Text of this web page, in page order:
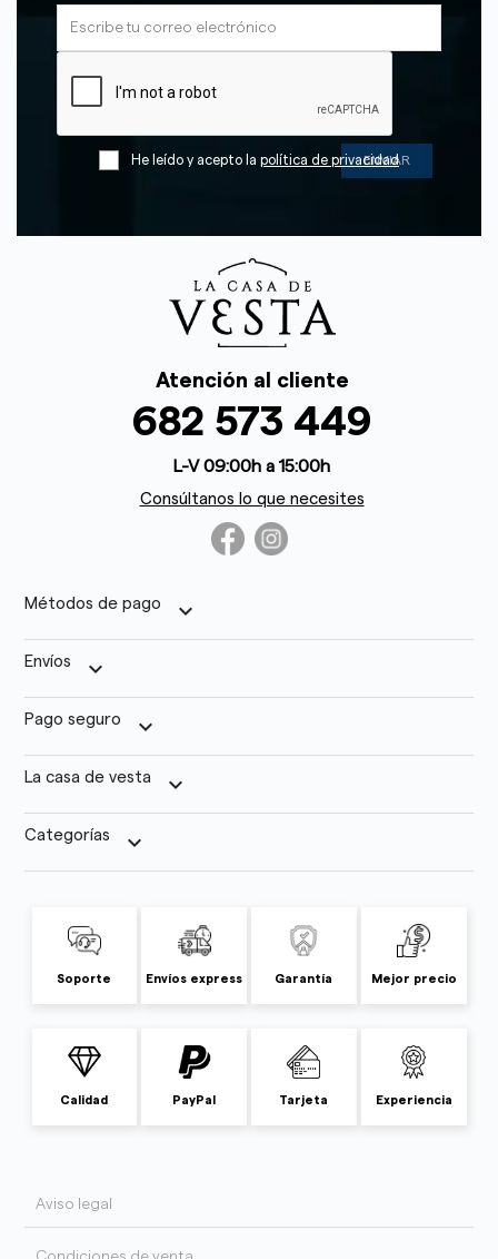
He leído y acepto la política de privacidad
Atención al cliente
682 573 449
L-V 09:00h a 15:00h
Consúltanos lo que necesites
Métodos de pago keyboard_arrow_down
Envíos keyboard_arrow_down
Pago seguro keyboard_arrow_down
La casa de vesta keyboard_arrow_down
Categorías keyboard_arrow_down
Soporte Envíos express Garantía Mejor precio
Calidad PayPal Tarjeta Experiencia
Aviso legal